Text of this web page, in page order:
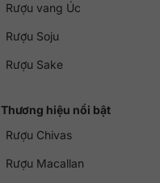
Rượu vang Úc
Rượu Soju
Rượu Sake
Thương hiệu nổi bật
Rượu Chivas
Rượu Macallan